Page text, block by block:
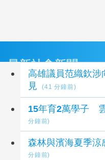
最新社會新聞
高雄議員范織欽
見
(41 分鐘前)
​​​15年育2萬學子
分鐘前)
分鐘前)